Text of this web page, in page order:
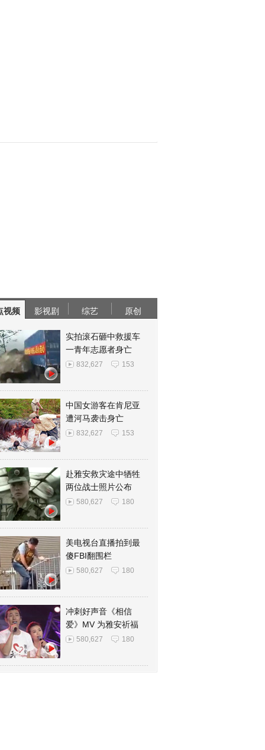
视频 影视剧 综艺 原创
实拍滚石砸中救援车
一青年志愿者身亡
832,627 153
中国女游客在肯尼亚
遭河马袭击身亡
832,627 153
赴雅安救灾途中牺牲
两位战士照片公布
580,627 180
美电视台直播拍到最
傻FBI翻围栏
580,627 180
冲刺好声音《相信
爱》MV 为雅安祈福
580,627 180